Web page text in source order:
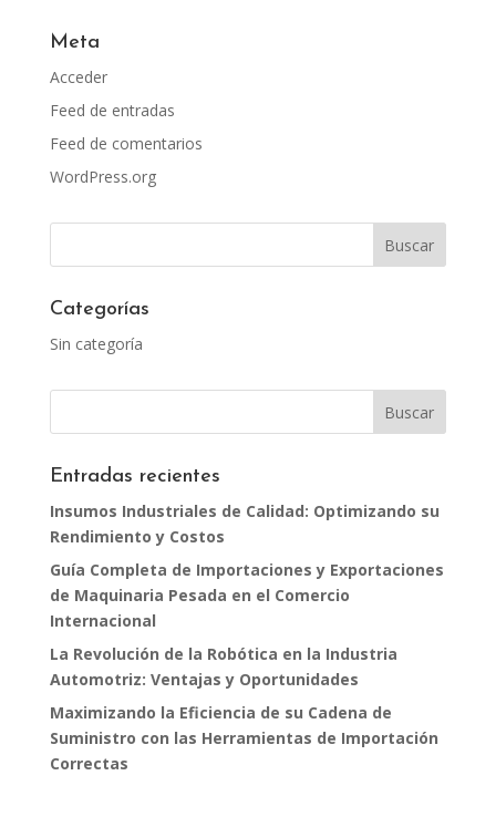
Meta
Acceder
Feed de entradas
Feed de comentarios
WordPress.org
Categorías
Sin categoría
Entradas recientes
Insumos Industriales de Calidad: Optimizando su
Rendimiento y Costos
Guía Completa de Importaciones y Exportaciones
de Maquinaria Pesada en el Comercio
Internacional
La Revolución de la Robótica en la Industria
Automotriz: Ventajas y Oportunidades
Maximizando la Eficiencia de su Cadena de
Suministro con las Herramientas de Importación
Correctas